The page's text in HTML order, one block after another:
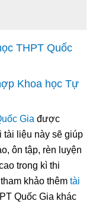
THPT Quốc
Khoa học Tự
Gia được
tài liệu này sẽ giúp
ôn tập, rèn luyện
trong kì thi
khảo thêm tài
Quốc Gia khác